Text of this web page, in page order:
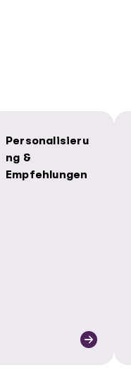
Personalisieru
ng &
Empfehlungen